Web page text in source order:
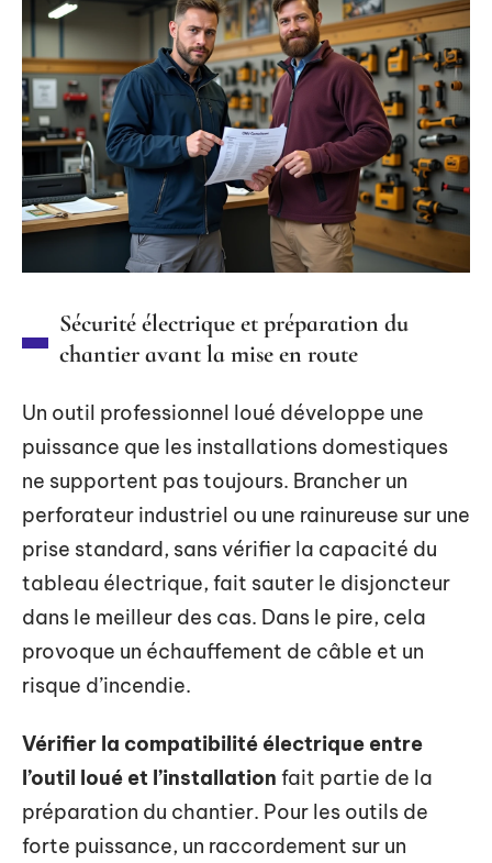
Sécurité électrique et préparation du
chantier avant la mise en route
Un outil professionnel loué développe une
puissance que les installations domestiques
ne supportent pas toujours. Brancher un
perforateur industriel ou une rainureuse sur une
prise standard, sans vérifier la capacité du
tableau électrique, fait sauter le disjoncteur
dans le meilleur des cas. Dans le pire, cela
provoque un échauffement de câble et un
risque d’incendie.
Vérifier la compatibilité électrique entre
l’outil loué et l’installation fait partie de la
préparation du chantier. Pour les outils de
forte puissance, un raccordement sur un